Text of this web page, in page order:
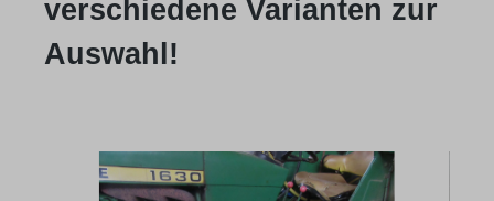
verschiedene Varianten zur
Auswahl!
Bildergalerie überspringen